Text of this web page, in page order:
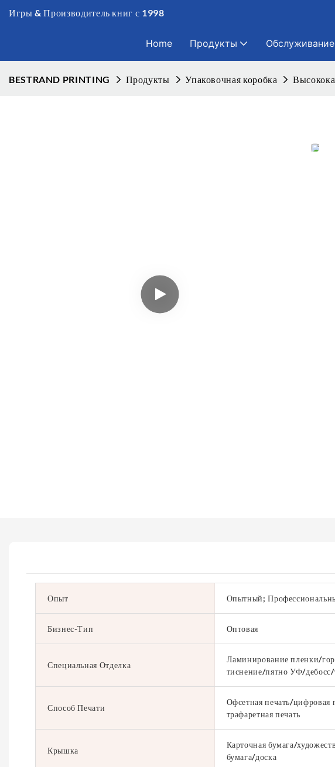
Игры & Производитель книг с 1998
Home Продукты Обслуживание
BESTRAND PRINTING Продукты Упаковочная коробка
Опыт Опытный;
Бизнес-Тип Оптовая
Специальная Отделка
Ламинирование пленки/
тиснение/пятно УФ/
Способ Печати
Офсетная печать/цифровая
трафаретная печать
Крышка
Карточная бумага/
бумага/доска